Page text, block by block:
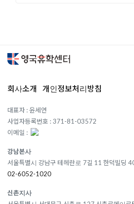
회사소개 개인정보처리방침
대표자 : 윤세연
사업자등록번호 : 371-81-03572
이메일 :
강남본사
서울특별시 강남구 테헤란로 7길 11 한덕빌딩
02-6052-1020
신촌지사